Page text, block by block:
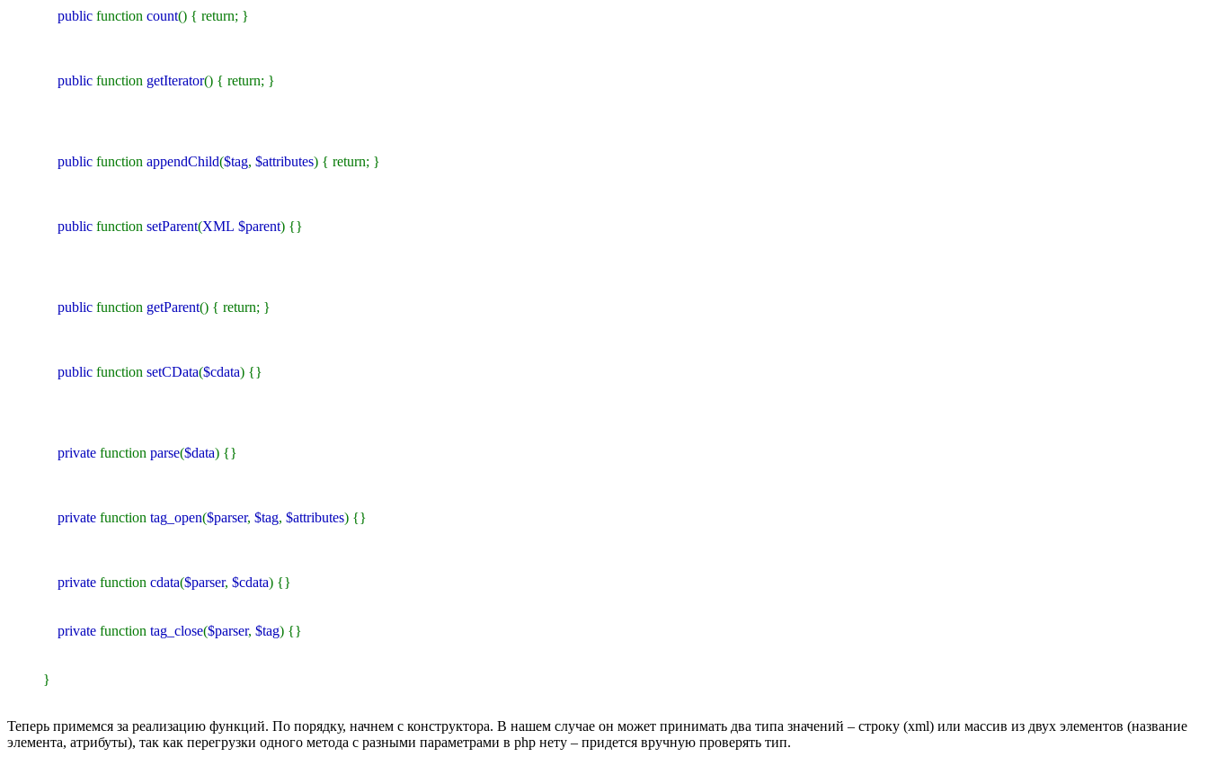
public function count() { return; }
public function getIterator() { return; }
public function appendChild($tag, $attributes) { return; }
public function setParent(XML $parent) {}
public function getParent() { return; }
public function setCData($cdata) {}
private function parse($data) {}
private function tag_open($parser, $tag, $attributes) {}
private function cdata($parser, $cdata) {}
private function tag_close($parser, $tag) {}
}
Теперь примемся за реализацию функций. По порядку, начнем с конструктора. В нашем случае он может принимать два типа значений – строку (xml) или массив из двух элементов (название
элемента, атрибуты), так как перегрузки одного метода с разными параметрами в php нету – придется вручную проверять тип.